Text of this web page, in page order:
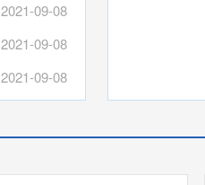
2021-09-08
2021-09-08
2021-09-08